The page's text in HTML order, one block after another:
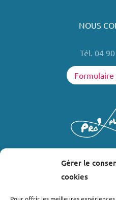
Gérer le
cookies
NOUS
Tél. 04
Où nous